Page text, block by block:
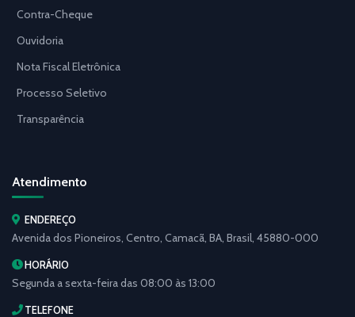
Contra-Cheque
Ouvidoria
Nota Fiscal Eletrônica
Processo Seletivo
Transparência
Atendimento
ENDEREÇO
Avenida dos Pioneiros, Centro, Camacã, BA, Brasil, 45880-000
HORÁRIO
Segunda a sexta-feira das 08:00 às 13:00
TELEFONE